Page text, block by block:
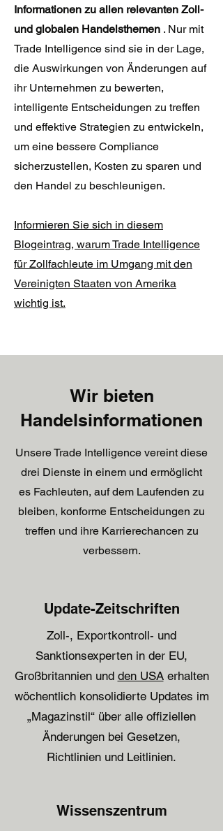
Informationen zu allen relevanten Zoll-
und globalen Handelsthemen . Nur mit
Trade Intelligence sind sie in der Lage,
die Auswirkungen von Änderungen auf
ihr Unternehmen zu bewerten,
intelligente Entscheidungen zu treffen
und effektive Strategien zu entwickeln,
um eine bessere Compliance
sicherzustellen, Kosten zu sparen und
den Handel zu beschleunigen.
Informieren Sie sich in diesem
Blogeintrag, warum Trade Intelligence
für Zollfachleute im Umgang mit den
Vereinigten Staaten von Amerika
wichtig ist.
Wir bieten
Handelsinformationen
Unsere Trade Intelligence vereint diese
drei Dienste in einem und ermöglicht
es Fachleuten, auf dem Laufenden zu
bleiben, konforme Entscheidungen zu
treffen und ihre Karrierechancen zu
verbessern.
Update-Zeitschriften
Zoll-, Exportkontroll- und
Sanktionsexperten in der EU,
Großbritannien und den USAerhalten
wöchentlich konsolidierte Updates im
„Magazinstil“ über alle offiziellen
Änderungen bei Gesetzen,
Richtlinien und Leitlinien.
Wissenszentrum